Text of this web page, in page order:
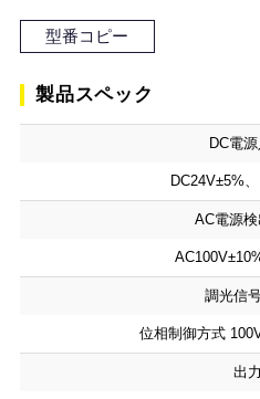
型番コピー
製品スペック
DC電
DC24V±5%
AC電源検
調光信
位相制御方式
出力